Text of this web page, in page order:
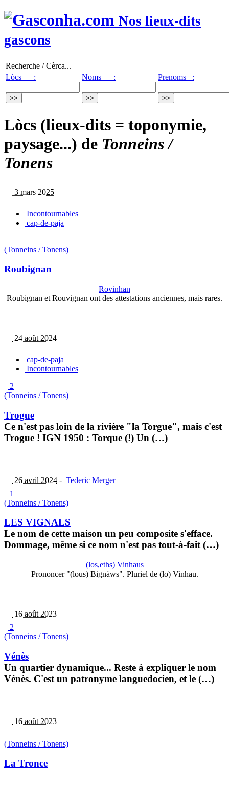
Nos lieux-dits
gascons
Recherche / Cèrca...
Lòcs :
Noms : Prenoms :
Lòcs (lieux-dits = toponymie,
paysage...) de Tonneins /
Tonens
3 mars 2025
Incontournables
cap-de-paja
(Tonneins / Tonens)
Roubignan
Rovinhan
Roubignan et Rouvignan ont des attestations anciennes, mais rares.
24 août 2024
cap-de-paja
Incontournables
| 2
(Tonneins / Tonens)
Trogue
Ce n'est pas loin de la rivière "la Torgue", mais c'est
Trogue ! IGN 1950 : Torque (!) Un (…)
26 avril 2024 - Tederic Merger
| 1
(Tonneins / Tonens)
LES VIGNALS
Le nom de cette maison un peu composite s'efface.
Dommage, même si ce nom n'est pas tout-à-fait (…)
(los,eths) Vinhaus
Prononcer "(lous) Bignàws". Pluriel de (lo) Vinhau.
16 août 2023
| 2
(Tonneins / Tonens)
Vénès
Un quartier dynamique... Reste à expliquer le nom
Vénès. C'est un patronyme languedocien, et le (…)
16 août 2023
(Tonneins / Tonens)
La Tronce